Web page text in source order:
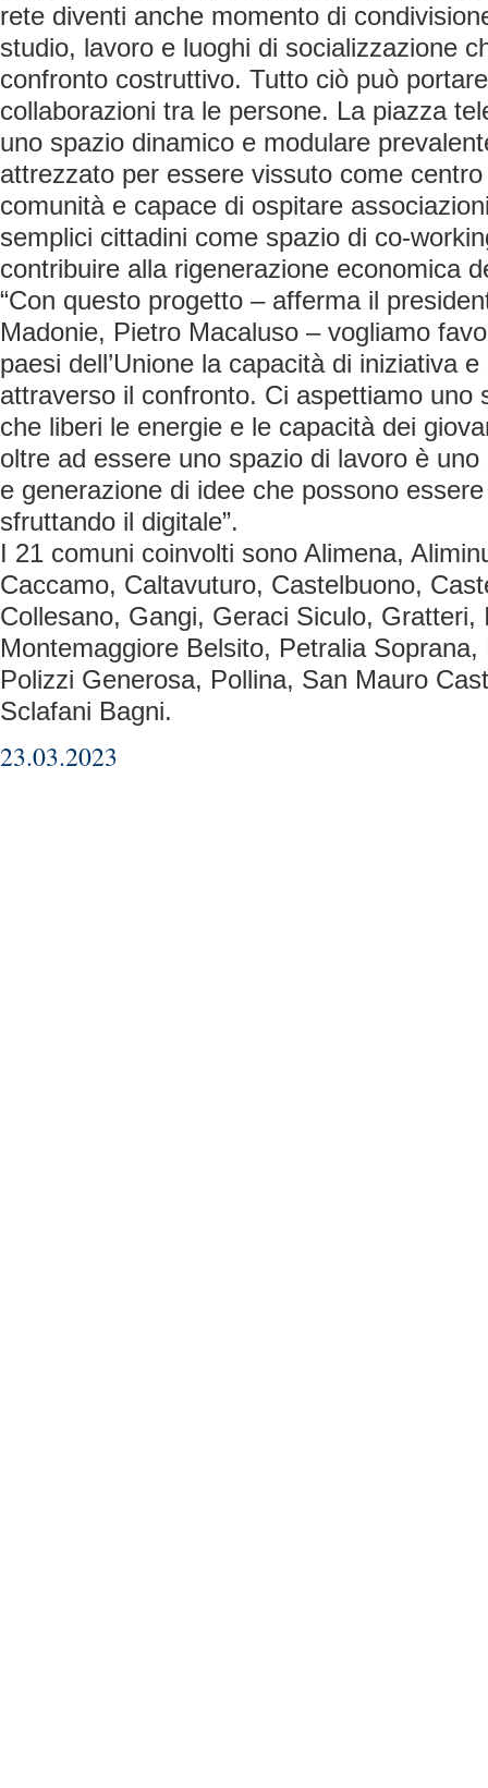
rete diventi anche momento di
studio, lavoro e luoghi di socializzazione
confronto costruttivo. Tutto ciò può
collaborazioni tra le persone. La piazza
uno spazio dinamico e modulare
attrezzato per essere vissuto come
comunità e capace di ospitare
semplici cittadini come spazio di co-
contribuire alla rigenerazione economica
“Con questo progetto – afferma il
Madonie, Pietro Macaluso – vogliamo
paesi dell’Unione la capacità di iniziativa
attraverso il confronto. Ci aspettiamo uno
che liberi le energie e le capacità dei
oltre ad essere uno spazio di lavoro è
e generazione di idee che possono
sfruttando il digitale”.
I 21 comuni coinvolti sono Alimena,
Caccamo, Caltavuturo, Castelbuono,
Collesano, Gangi, Geraci Siculo, Gratteri,
Montemaggiore Belsito, Petralia
Polizzi Generosa, Pollina, San Mauro
Sclafani Bagni.
23.03.2023